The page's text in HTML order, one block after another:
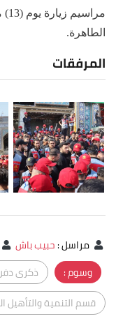
الطاهرة.
المرفقات
مراسل:حبيب باش
وسوم :
ذكرى
قسم التنمية والتأهيل